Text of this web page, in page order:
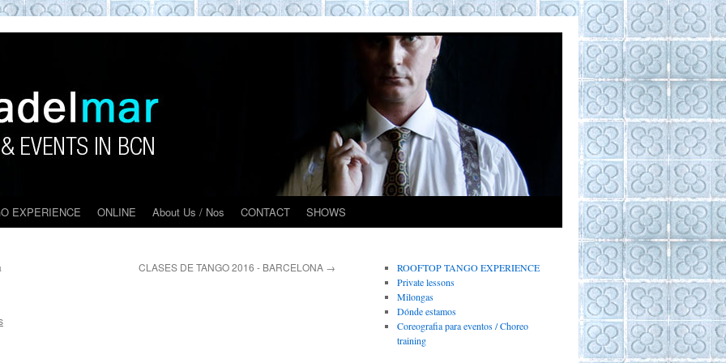
EXPERIENCE ONLINE About Us / Nos CONTACT SHOWS
CLASES DE TANGO 2016 - BARCELONA →
ROOFTOP TANGO EXPERIENCE
Private lessons
Milongas
Dónde estamos
Coreografia para eventos / Choreo
training